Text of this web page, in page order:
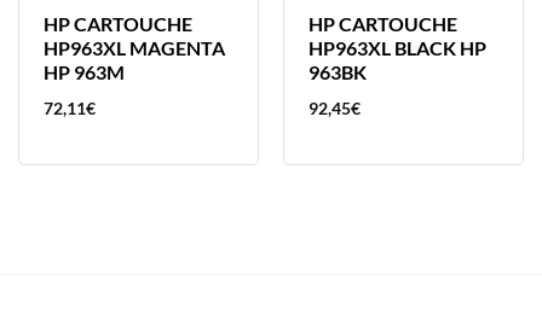
HP CARTOUCHE
HP963XL MAGENTA
HP 963M
72,11€
HP CARTOUCHE
HP963XL BLACK HP
963BK
92,45€